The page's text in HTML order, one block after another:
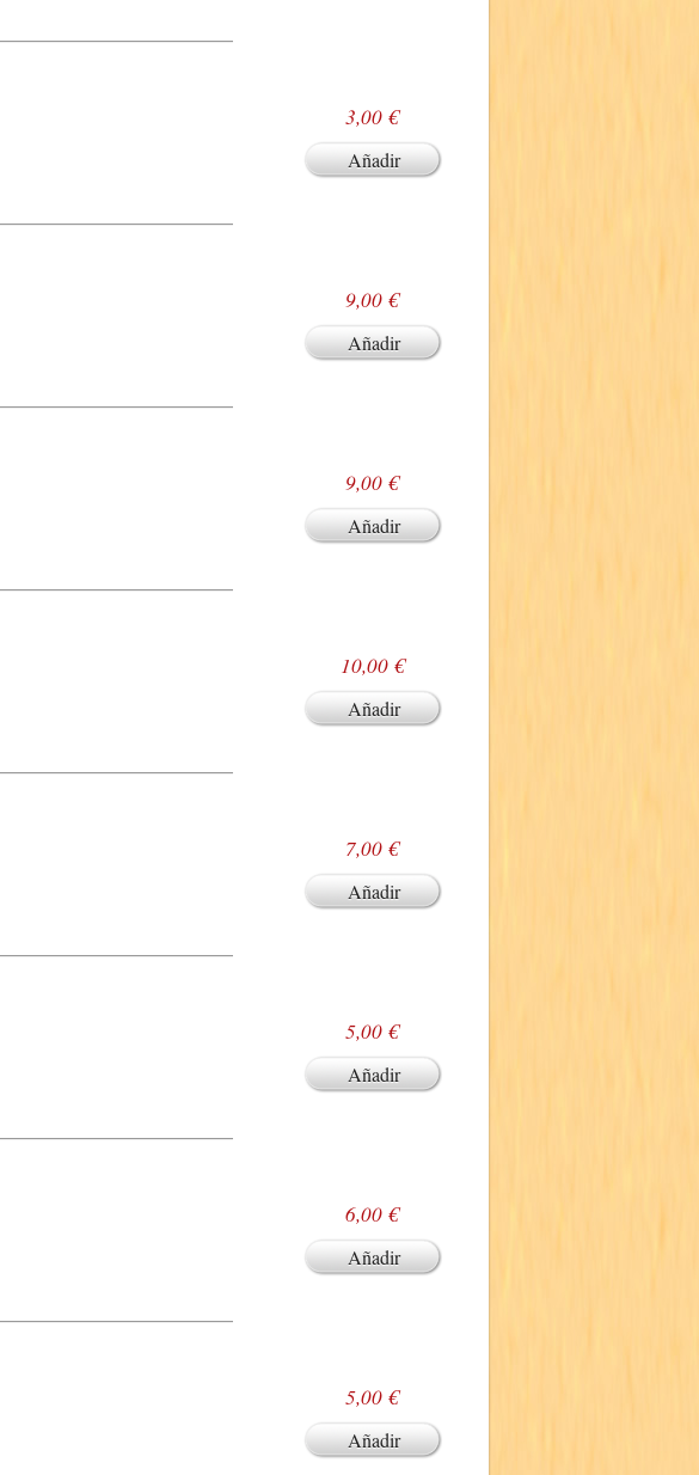
3,00 €
Añadir
9,00 €
Añadir
9,00 €
Añadir
10,00 €
Añadir
7,00 €
Añadir
5,00 €
Añadir
6,00 €
Añadir
5,00 €
Añadir